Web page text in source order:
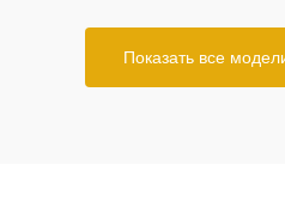
Показать все